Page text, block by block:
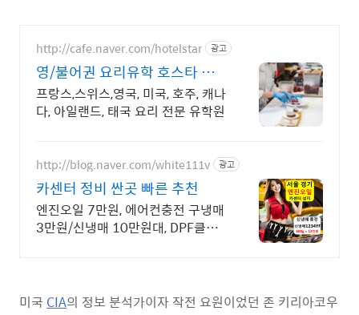
http://cafe.naver.com/hotelstar 광고
영/불어권 요리유학 호스타 무
료 입학 수속, 장학금지원
프랑스,스위스,영국, 미국, 호주, 캐나
다, 아일랜드, 태국 요리 전문 유학원
http://blog.naver.com/white111v 광고
카센터 정비 싼곳 빠른 추천
엔진오일 7만원, 에어컨충전 구냉매
3만원/신냉매 10만원대, DPF클리
미국 CIA의 정보 분석가이자 작전 요원이었던 존 키리아코우